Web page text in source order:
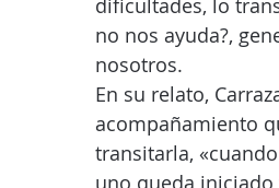
dificultades, lo
no nos ayuda?,
nosotros.
En su relato,
acompañamiento
transitarla,